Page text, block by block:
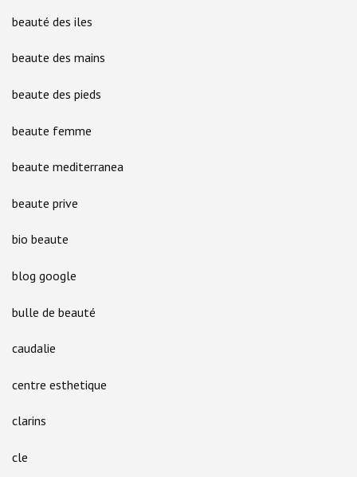
beauté des iles
beaute des mains
beaute des pieds
beaute femme
beaute mediterranea
beaute prive
bio beaute
blog google
bulle de beauté
caudalie
centre esthetique
clarins
cle